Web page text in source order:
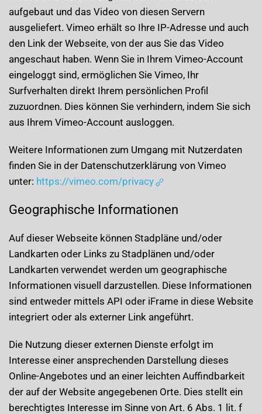
aufgebaut und das Video von diesen Servern
ausgeliefert. Vimeo erhält so Ihre IP-Adresse und auch
den Link der Webseite, von der aus Sie das Video
angeschaut haben. Wenn Sie in Ihrem Vimeo-Account
eingeloggt sind, ermöglichen Sie Vimeo, Ihr
Surfverhalten direkt Ihrem persönlichen Profil
zuzuordnen. Dies können Sie verhindern, indem Sie sich
aus Ihrem Vimeo-Account ausloggen.
Weitere Informationen zum Umgang mit Nutzerdaten
finden Sie in der Datenschutzerklärung von Vimeo
unter: https://vimeo.com/privacy
Geographische Informationen
Auf dieser Webseite können Stadpläne und/oder
Landkarten oder Links zu Stadplänen und/oder
Landkarten verwendet werden um geographische
Informationen visuell darzustellen. Diese Informationen
sind entweder mittels API oder iFrame in diese Website
integriert oder als externer Link angeführt.
Die Nutzung dieser externen Dienste erfolgt im
Interesse einer ansprechenden Darstellung dieses
Online-Angebotes und an einer leichten Auffindbarkeit
der auf der Website angegebenen Orte. Dies stellt ein
berechtigtes Interesse im Sinne von Art. 6 Abs. 1 lit. f